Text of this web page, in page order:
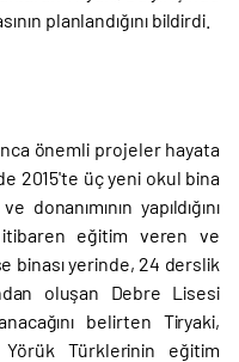
planlandığını bildirdi.
önemli projeler hayata
2015'te üç yeni okul bina
yapıldığını
itibaren eğitim veren ve
binası yerinde, 24 derslik
oluşan Debre Lisesi
belirten Tiryaki,
Yörük Türklerinin eğitim